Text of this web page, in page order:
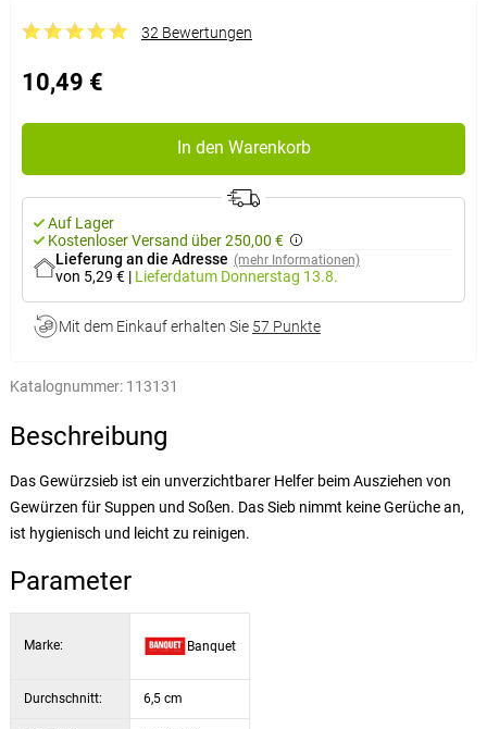
32 Bewertungen
10,49 €
In den Warenkorb
Auf Lager
Kostenloser Versand über 250,00 €
Lieferung an die Adresse (mehr Informationen)
von 5,29 € | Lieferdatum Donnerstag 13.8.
Mit dem Einkauf erhalten Sie 57 Punkte
Katalognummer: 113131
Beschreibung
Das Gewürzsieb ist ein unverzichtbarer Helfer beim Ausziehen von
Gewürzen für Suppen und Soßen. Das Sieb nimmt keine Gerüche an,
ist hygienisch und leicht zu reinigen.
Parameter
Marke: Banquet
Durchschnitt: 6,5 cm